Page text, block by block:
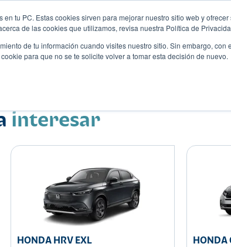
en tu PC. Estas cookies sirven para mejorar nuestro sitio web y
de las cookies que utilizamos, revisa nuestra Política de
de tu información cuando visites nuestro sitio. Sin embargo,
para que no se te solicite volver a tomar esta decisión de nuevo.
interesar
HONDA HRV EXL HONDA